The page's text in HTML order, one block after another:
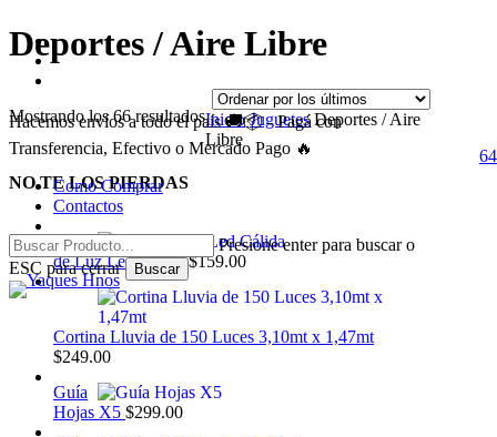
Skip
to
facebook
instagram
Hacemos envíos a todo el país 🚚📦 - Pagá con
Transferencia, Efectivo o Mercado Pago 🔥
Como Comprar
Contactos
Presione enter para buscar o
ESC para cerrar
Buscar
Close
64
Deportes / Aire Libre
Mostrando los 66 resultadosOrdenado
por
los
Inicio Juguetes Deportes / Aire
Libre
NO TE LOS PIERDAS
Guía
de Luz Led Cálida $159.00
Cortina Lluvia de 150 Luces 3,10mt x 1,47mt
$249.00
Guía
Hojas X5 $299.00